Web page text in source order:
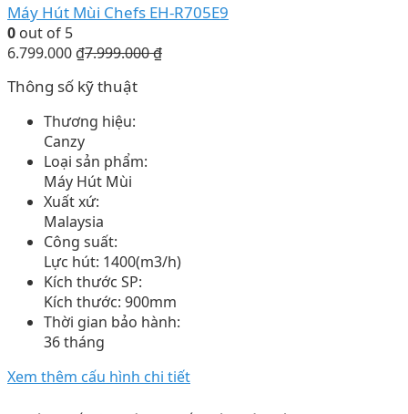
Máy Hút Mùi Chefs EH-R705E9
0 out of 5
6.799.000 ₫7.999.000₫
Thông số kỹ thuật
Thương hiệu:
Canzy
Loại sản phẩm:
Máy Hút Mùi
Xuất xứ:
Malaysia
Công suất:
Lực hút: 1400(m3/h)
Kích thước SP:
Kích thước: 900mm
Thời gian bảo hành:
36 tháng
Xem thêm cấu hình chi tiết